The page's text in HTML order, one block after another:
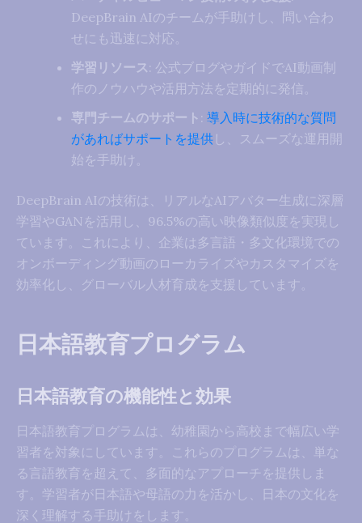
DeepBrain AIのチームが手助けし、問い合わ
せにも迅速に対応。
学習リソース: 公式ブログやガイドでAI動画制
作のノウハウや活用方法を定期的に発信。
専門チームのサポート : 導入時に技術的な質問
があればサポートを提供 し、スムーズな運用開
始を手助け。
DeepBrain AIの技術は、リアルなAIアバター生成に深層
学習やGANを活用し、96.5%の高い映像類似度を実現し
ています。これにより、企業は多言語・多文化環境での
オンボーディング動画のローカライズやカスタマイズを
効率化し、グローバル人材育成を支援しています。
日本語教育プログラム
日本語教育の機能性と効果
日本語教育プログラムは、幼稚園から高校まで幅広い学
習者を対象にしています。これらのプログラムは、単な
る言語教育を超えて、多面的なアプローチを提供しま
す。学習者が日本語や母語の力を活かし、日本の文化を
深く理解する手助けをします。